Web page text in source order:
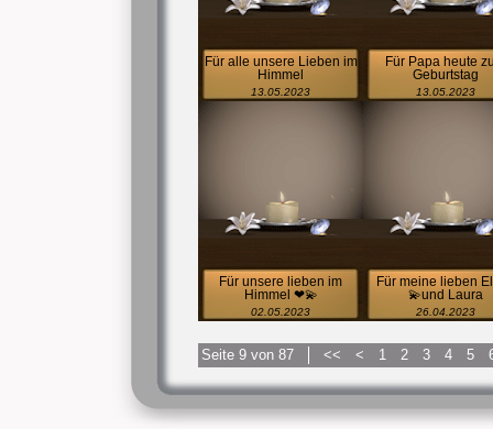
Für alle unsere Lieben im
Himmel
13.05.2023
Für Papa heute
Geburtstag
13.05.2023
Für unsere lieben im
Himmel ❤💫
02.05.2023
Für meine lieben
💫und Laura
26.04.2023
Seite 9 von 87 << < 1 2 3 4 5